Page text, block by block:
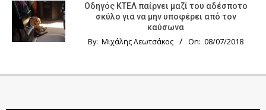
Οδηγός KTΕΛ παίρνει μαζί του αδέσποτο
σκύλο για να μην υποφέρει από τον
καύσωνα
By: Μιχάλης Λεωτσάκος On: 08/07/2018